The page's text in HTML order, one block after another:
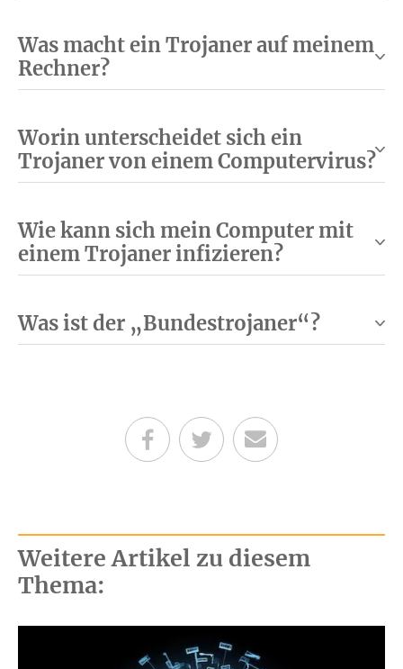
Was macht ein Trojaner auf meinem
Rechner?
Worin unterscheidet sich ein
Trojaner von einem Computervirus?
Wie kann sich mein Computer mit
einem Trojaner infizieren?
Was ist der „Bundestrojaner“?
Teilen auf Facebook
Teilen auf Twitter
Per E-Mail senden
Weitere Artikel zu diesem
Thema: